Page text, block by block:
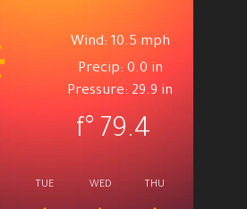
Wind: 10.5 mph
Precip: 0.0 in
Pressure: 29.9 in
79.4
°f
TUE WED THU